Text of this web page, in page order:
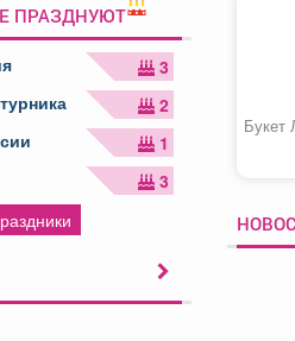
ПРАЗДНУЮТ
3
2
1
3
Букет